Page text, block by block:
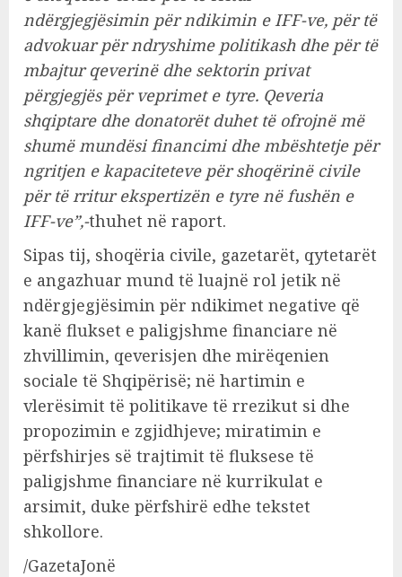
ndërgjegjësimin për ndikimin e IFF-ve, për të
advokuar për ndryshime politikash dhe për të
mbajtur qeverinë dhe sektorin privat
përgjegjës për veprimet e tyre. Qeveria
shqiptare dhe donatorët duhet të ofrojnë më
shumë mundësi financimi dhe mbështetje për
ngritjen e kapaciteteve për shoqërinë civile
për të rritur ekspertizën e tyre në fushën e
IFF-ve”,-thuhet në raport.
Sipas tij, shoqëria civile, gazetarët, qytetarët
e angazhuar mund të luajnë rol jetik në
ndërgjegjësimin për ndikimet negative që
kanë flukset e paligjshme financiare në
zhvillimin, qeverisjen dhe mirëqenien
sociale të Shqipërisë; në hartimin e
vlerësimit të politikave të rrezikut si dhe
propozimin e zgjidhjeve; miratimin e
përfshirjes së trajtimit të fluksese të
paligjshme financiare në kurrikulat e
arsimit, duke përfshirë edhe tekstet
shkollore.
/GazetaJonë